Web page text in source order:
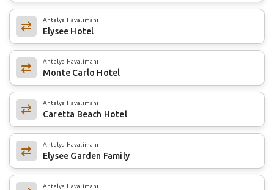
Antalya Havalimanı
Elysee Hotel
Antalya Havalimanı
Monte Carlo Hotel
Antalya Havalimanı
Caretta Beach Hotel
Antalya Havalimanı
Elysee Garden Family
Antalya Havalimanı